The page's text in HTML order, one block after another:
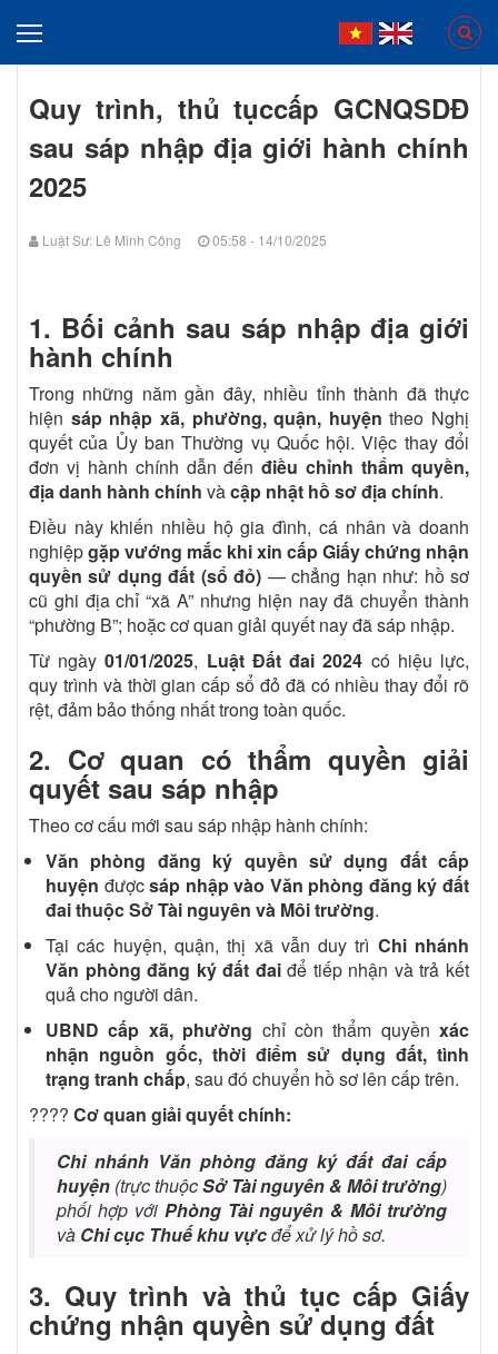
Quy trình, thủ tụccấp GCNQSDĐ
sau sáp nhập địa giới hành chính
2025
Luật Sư: Lê Minh Công 05:58 - 14/10/2025
1. Bối cảnh sau sáp nhập địa giới
hành chính
Trong những năm gần đây, nhiều tỉnh thành đã thực
hiện sáp nhập xã, phường, quận, huyện theo Nghị
quyết của Ủy ban Thường vụ Quốc hội. Việc thay đổi
đơn vị hành chính dẫn đếnđiều chỉnh thẩm quyền,
địa danh hành chính vàcập nhật hồ sơ địa chính.
Điều này khiến nhiều hộ gia đình, cá nhân và doanh
nghiệpgặp vướng mắc khi xin cấp Giấy chứng nhận
quyền sử dụng đất (sổ đỏ) — chẳng hạn như: hồ sơ
cũ ghi địa chỉ “xã A” nhưng hiện nay đã chuyển thành
“phường B”; hoặc cơ quan giải quyết nay đã sáp nhập.
Từ ngày01/01/2025, Luật Đất đai 2024 có hiệu lực,
quy trình và thời gian cấp sổ đỏ đã có nhiều thay đổi rõ
rệt, đảm bảo thống nhất trong toàn quốc.
2. Cơ quan có thẩm quyền giải
quyết sau sáp nhập
Theo cơ cấu mới sau sáp nhập hành chính:
Văn phòng đăng ký quyền sử dụng đất cấp
huyện đượcsáp nhập vào Văn phòng đăng ký đất
đai thuộc Sở Tài nguyên và Môi trường.
Tại các huyện, quận, thị xã vẫn duy trì Chi nhánh
Văn phòng đăng ký đất đaiđể tiếp nhận và trả kết
quả cho người dân.
UBND cấp xã, phường chỉ còn thẩm quyền xác
nhận nguồn gốc, thời điểm sử dụng đất, tình
trạng tranh chấp, sau đó chuyển hồ sơ lên cấp trên.
???? Cơ quan giải quyết chính:
Chi nhánh Văn phòng đăng ký đất đai cấp
huyện (trực thuộcSở Tài nguyên & Môi trường)
phối hợp với Phòng Tài nguyên & Môi trường
và Chi cục Thuế khu vựcđể xử lý hồ sơ.
3. Quy trình và thủ tục cấp Giấy
chứng nhận quyền sử dụng đất